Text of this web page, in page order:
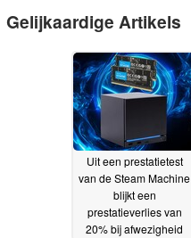
Gelijkaardige Artikels
Uit een prestatietest
van de Steam Machine
blijkt een
prestatieverlies van
20% bij afwezigheid